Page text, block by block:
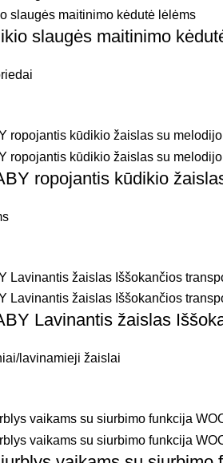
slaugės maitinimo
ropojantis kūdikio
Lavinantis žaislas
lavinamieji žaislai